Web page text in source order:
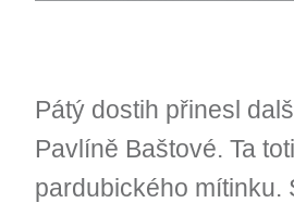
Pátý dostih přinesl
Pavlíně Baštové. Ta
pardubického mítinku.